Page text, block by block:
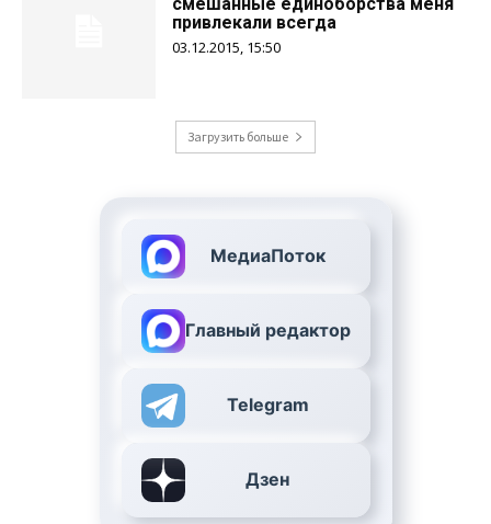
привлекали всегда
03.12.2015, 15:50
Загрузить больше
МедиаПоток
Главный редактор
Telegram
Дзен